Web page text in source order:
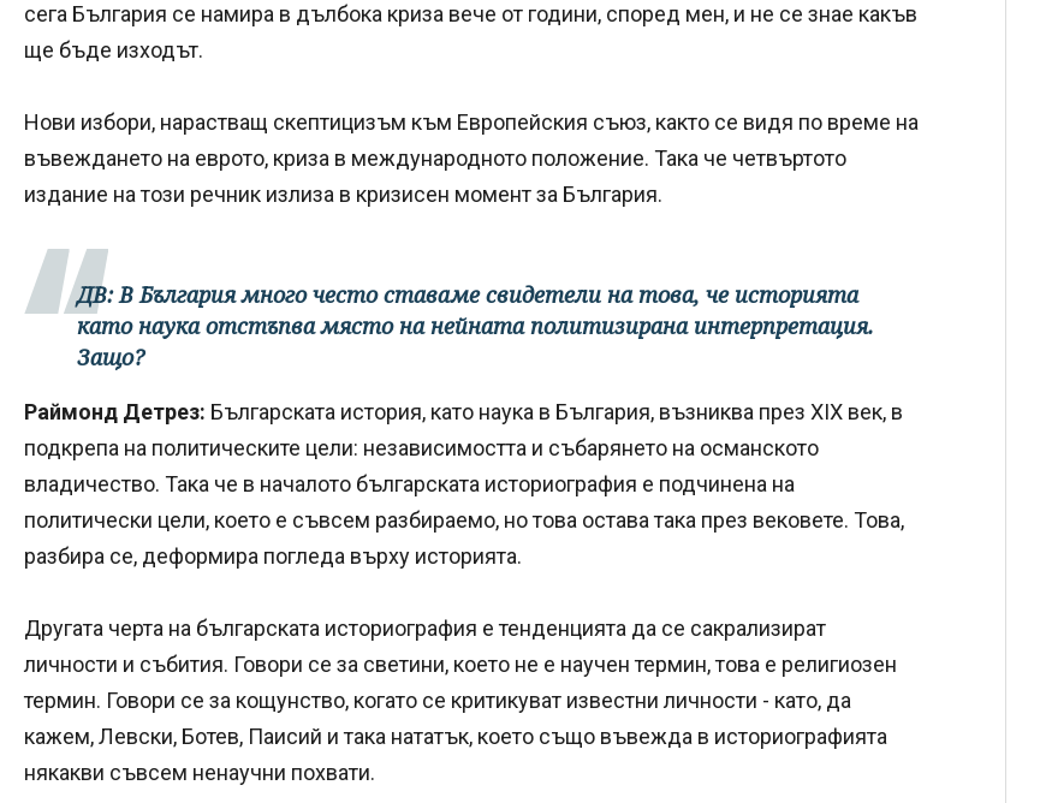
сега България се намира в дълбока криза вече от години, според мен, и не се знае какъв
ще бъде изходът.
Нови избори, нарастващ скептицизъм към Европейския съюз, както се видя по време на
въвеждането на еврото, криза в международното положение. Така че четвъртото
издание на този речник излиза в кризисен момент за България.
ДВ: В България много често ставаме свидетели на това, че историята
като наука отстъпва място на нейната политизирана интерпретация.
Защо?
Раймонд Детрез: Българската история, като наука в България, възниква през XIX век, в
подкрепа на политическите цели: независимостта и събарянето на османското
владичество. Така че в началото българската историография е подчинена на
политически цели, което е съвсем разбираемо, но това остава така през вековете. Това,
разбира се, деформира погледа върху историята.
Другата черта на българската историография е тенденцията да се сакрализират
личности и събития. Говори се за светини, което не е научен термин, това е религиозен
термин. Говори се за кощунство, когато се критикуват известни личности - като, да
кажем, Левски, Ботев, Паисий и така нататък, което също въвежда в историографията
някакви съвсем ненаучни похвати.